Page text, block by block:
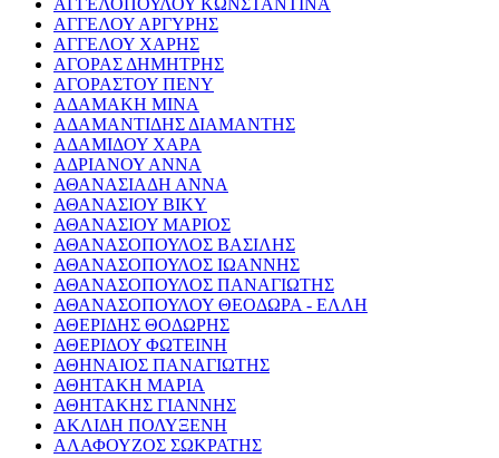
ΑΓΓΕΛΟΠΟΥΛΟΥ ΚΩΝΣΤΑΝΤΙΝΑ
ΑΓΓΕΛΟΥ ΑΡΓΥΡΗΣ
ΑΓΓΕΛΟΥ ΧΑΡΗΣ
ΑΓΟΡΑΣ ΔΗΜΗΤΡΗΣ
ΑΓΟΡΑΣΤΟΥ ΠΕΝΥ
ΑΔΑΜΑΚΗ ΜΙΝΑ
ΑΔΑΜΑΝΤΙΔΗΣ ΔΙΑΜΑΝΤΗΣ
ΑΔΑΜΙΔΟΥ ΧΑΡΑ
ΑΔΡΙΑΝΟΥ ΑΝΝΑ
ΑΘΑΝΑΣΙΑΔΗ ΑΝΝΑ
ΑΘΑΝΑΣΙΟΥ ΒΙΚΥ
ΑΘΑΝΑΣΙΟΥ ΜΑΡΙΟΣ
ΑΘΑΝΑΣΟΠΟΥΛΟΣ ΒΑΣΙΛΗΣ
ΑΘΑΝΑΣΟΠΟΥΛΟΣ ΙΩΑΝΝΗΣ
ΑΘΑΝΑΣΟΠΟΥΛΟΣ ΠΑΝΑΓΙΩΤΗΣ
ΑΘΑΝΑΣΟΠΟΥΛΟΥ ΘΕΟΔΩΡΑ - ΕΛΛΗ
ΑΘΕΡΙΔΗΣ ΘΟΔΩΡΗΣ
ΑΘΕΡΙΔΟΥ ΦΩΤΕΙΝΗ
ΑΘΗΝΑΙΟΣ ΠΑΝΑΓΙΩΤΗΣ
ΑΘΗΤΑΚΗ ΜΑΡΙΑ
ΑΘΗΤΑΚΗΣ ΓΙΑΝΝΗΣ
ΑΚΛΙΔΗ ΠΟΛΥΞΕΝΗ
ΑΛΑΦΟΥΖΟΣ ΣΩΚΡΑΤΗΣ